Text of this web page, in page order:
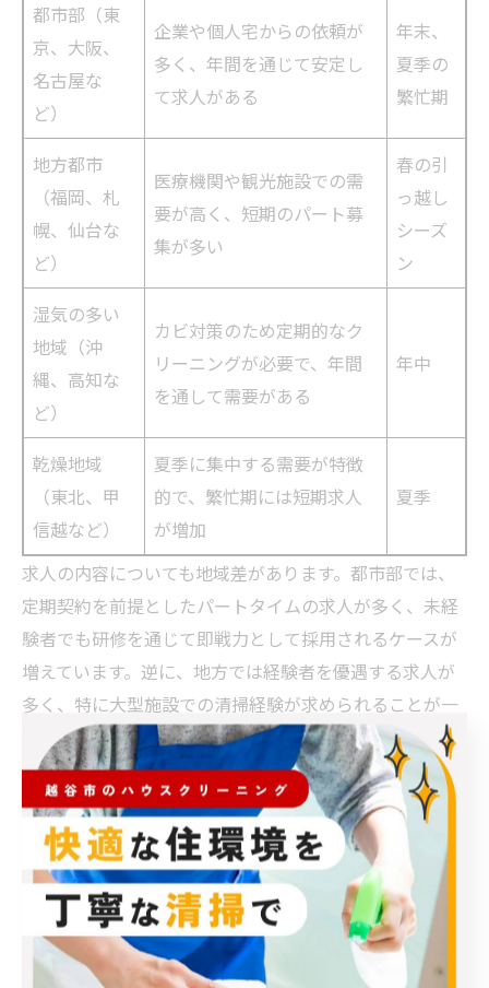
都市部（東
京、大阪、
名古屋な
ど）
企業や個人宅からの依頼が
多く、年間を通じて安定し
て求人がある
年末、
夏季の
繁忙期
地方都市
（福岡、札
幌、仙台な
ど）
医療機関や観光施設での需
要が高く、短期のパート募
集が多い
春の引
っ越し
シーズ
ン
湿気の多い
地域（沖
縄、高知な
ど）
カビ対策のため定期的なク
リーニングが必要で、年間
を通して需要がある
年中
乾燥地域
（東北、甲
信越など）
夏季に集中する需要が特徴
的で、繁忙期には短期求人
が増加
夏季
求人の内容についても地域差があります。都市部では、
定期契約を前提としたパートタイムの求人が多く、未経
験者でも研修を通じて即戦力として採用されるケースが
増えています。逆に、地方では経験者を優遇する求人が
多く、特に大型施設での清掃経験が求められることが一
般的です。
雇用形態に関しても柔軟性が高い点がエアコンクリーニ
ング求人の特徴です。フルタイムでの勤務を希望する人
から、家事や育児と両立させたいパートタイム勤務者ま
で、幅広いニーズに応える募集が存在します。また、シ
フト制が導入されている職場も多く、学生や主婦、シニ
ア世代にとっても働きやすい環境が整っています。
企業が求人を出す際には、未経験者向けの研修制度をア